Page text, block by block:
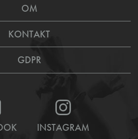
OM
KONTAKT
GDPR
INSTAGRAM